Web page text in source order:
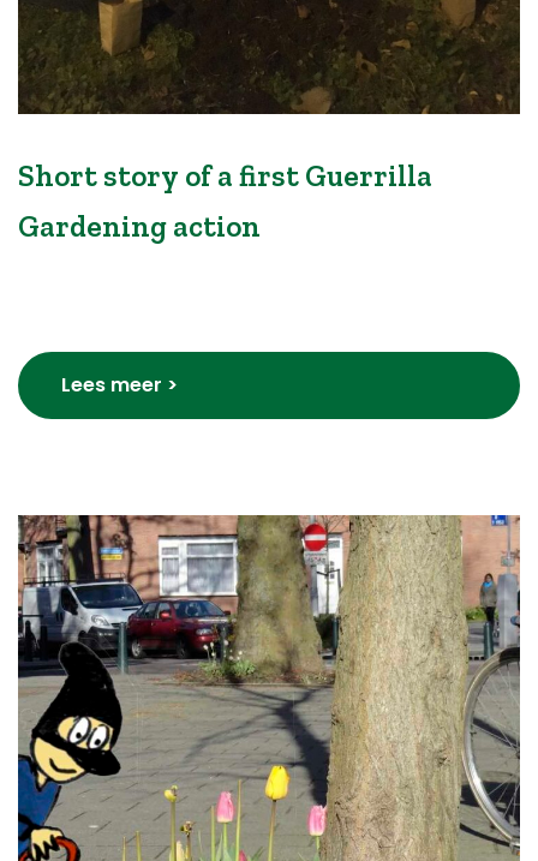
Short story of a first Guerrilla
Gardening action
Lees meer >